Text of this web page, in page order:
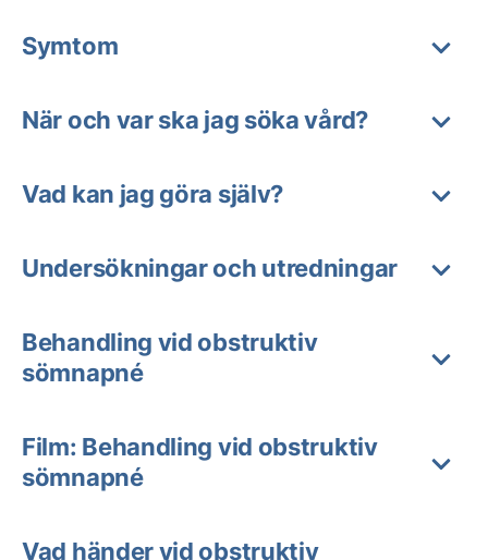
Symtom
När och var ska jag söka vård?
Vad kan jag göra själv?
Undersökningar och utredningar
Behandling vid obstruktiv
sömnapné
Film: Behandling vid obstruktiv
sömnapné
Vad händer vid obstruktiv